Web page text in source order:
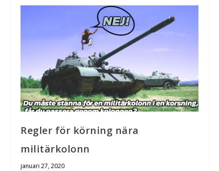
Regler för körning nära
militärkolonn
januari 27, 2020